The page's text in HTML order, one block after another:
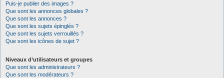
Puis-je publier des images ?
Que sont les annonces globales ?
Que sont les annonces ?
Que sont les sujets épinglés ?
Que sont les sujets verrouillés ?
Que sont les icônes de sujet ?
Niveaux d’utilisateurs et groupes
Que sont les administrateurs ?
Que sont les modérateurs ?